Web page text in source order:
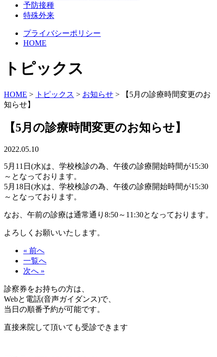
予防接種
特殊外来
プライバシーポリシー
HOME
トピックス
HOME > トピックス > お知らせ >
【5月の診療時間変更のお
知らせ】
【5月の診療時間変更のお知らせ】
2022.05.10
5月11日(水)は、学校検診の為、午後の診療開始時間が15:30
～となっております。
5月18日(水)は、学校検診の為、午後の診療開始時間が15:30
～となっております。
なお、午前の診療は通常通り8:50～11:30となっております。
よろしくお願いいたします。
« 前へ
一覧へ
次へ »
診察券をお持ちの方は、
Webと電話(音声ガイダンス)で、
当日の順番予約が可能です。
直接来院して頂いても受診できます